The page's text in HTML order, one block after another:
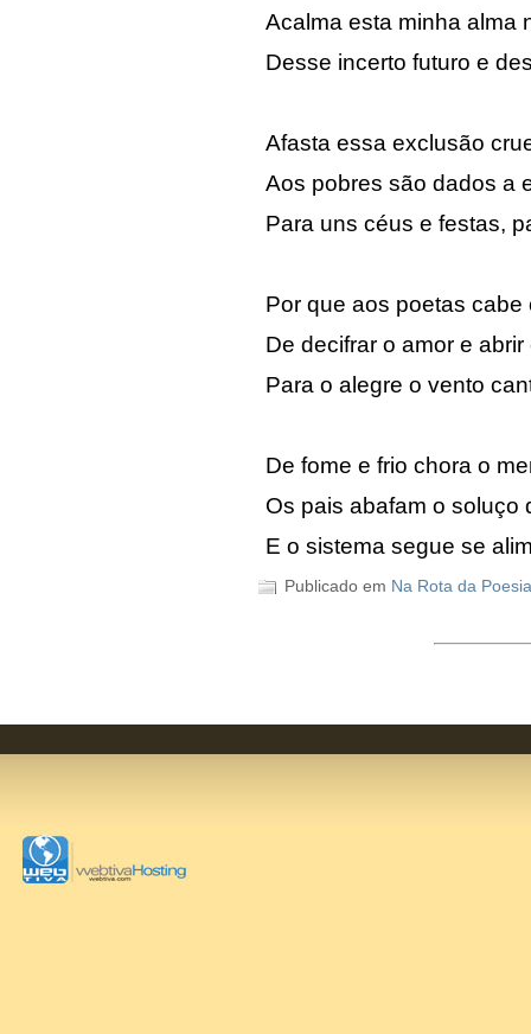
Acalma esta minha alma
Desse incerto futuro e
Afasta essa exclusão
Aos pobres são dados a
Para uns céus e festas,
Por que aos poetas
De decifrar o amor e
Para o alegre o vento
De fome e frio chora o
Os pais abafam o soluço
E o sistema segue se
Publicado em Na Rota da Poesia